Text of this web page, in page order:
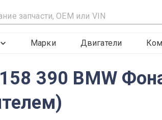
Марки Двигатели
390 BMW